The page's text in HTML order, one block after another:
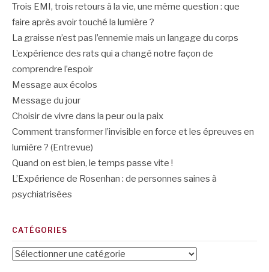
Trois EMI, trois retours à la vie, une même question : que
faire après avoir touché la lumière ?
La graisse n’est pas l’ennemie mais un langage du corps
L’expérience des rats qui a changé notre façon de
comprendre l’espoir
Message aux écolos
Message du jour
Choisir de vivre dans la peur ou la paix
Comment transformer l’invisible en force et les épreuves en
lumière ? (Entrevue)
Quand on est bien, le temps passe vite !
L’Expérience de Rosenhan : de personnes saines à
psychiatrisées
CATÉGORIES
Catégories